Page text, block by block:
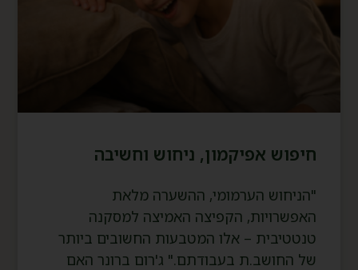
חיפוש אפיקמון, ניחוש וחשיבה
"הניחוש הערמומי, ההשערה מלאת
האפשרויות, הקפיצה האמיצה למסקנה
טנטטיבית – אלו המטבעות החשובים ביותר
של החושב.ת בעבודתם." ג'רום ברונר האם